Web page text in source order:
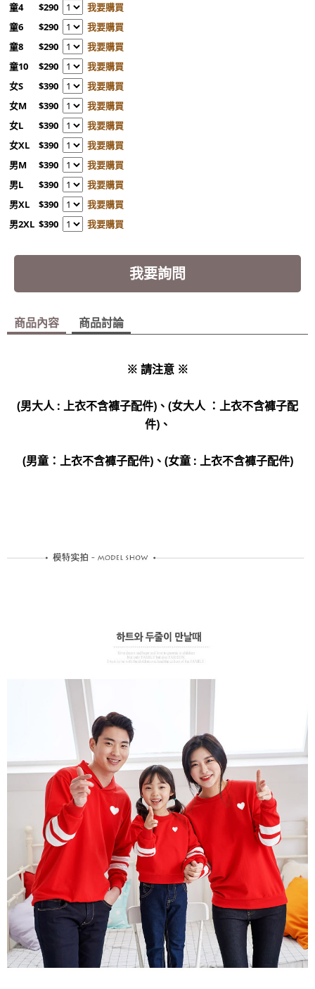
童4
$290
我要購買
童6
$290
我要購買
童8
$290
我要購買
童10
$290
我要購買
女S
$390
我要購買
女M
$390
我要購買
女L
$390
我要購買
女XL
$390
我要購買
男M
$390
我要購買
男L
$390
我要購買
男XL
$390
我要購買
男2XL $390 我要購買
我要詢問
商品內容 商品討論
※ 請注意 ※
(男大人 : 上衣不含褲子配件)、(女大人 ：上衣不含褲子配
件)、
(男童：上衣不含褲子配件)、(女童 : 上衣不含褲子配件)